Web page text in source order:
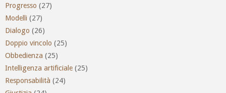
Progresso (27)
Modelli (27)
Dialogo (26)
Doppio vincolo (25)
Obbedienza (25)
Intelligenza artificiale (25)
Responsabilità (24)